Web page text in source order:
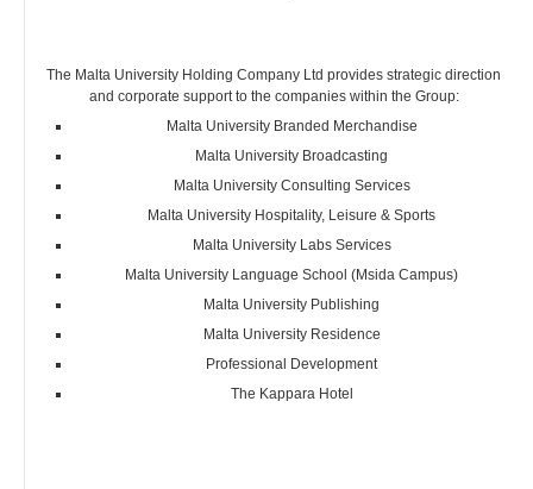
The Malta University Holding Company Ltd provides strategic direction
and corporate support to the companies within the Group:
Malta University Branded Merchandise
Malta University Broadcasting
Malta University Consulting Services
Malta University Hospitality, Leisure & Sports
Malta University Labs Services
Malta University Language School (Msida Campus)
Malta University Publishing
Malta University Residence
Professional Development
The Kappara Hotel